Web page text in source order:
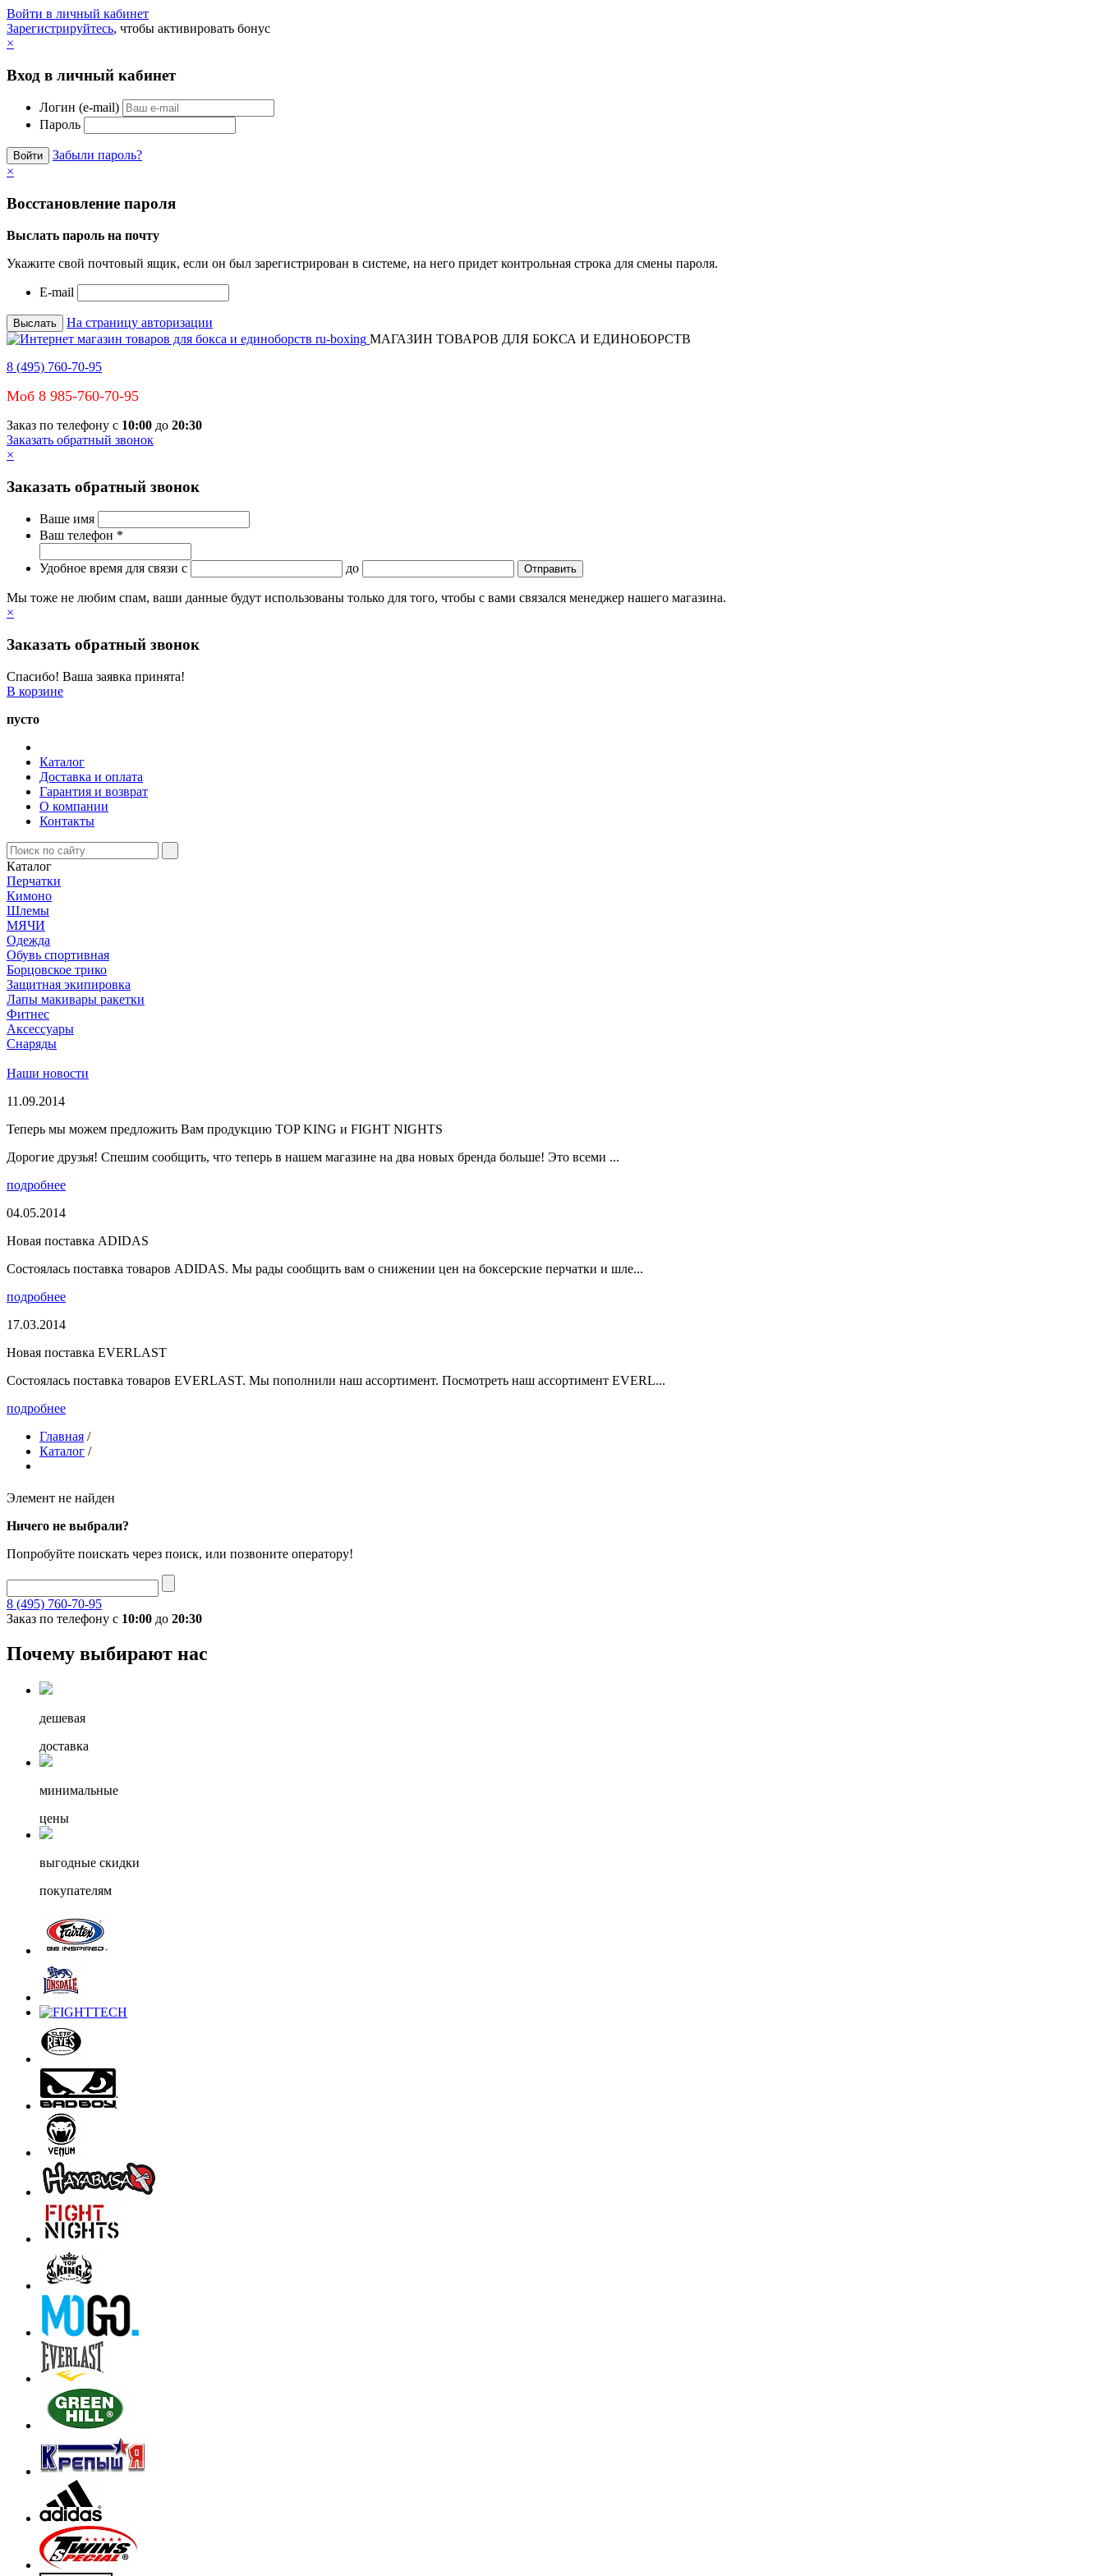
Войти в личный кабинет
Зарегистрируйтесь, чтобы активировать бонус
×
Вход в личный кабинет
Логин (e-mail)
Пароль
Забыли пароль?
×
Восстановление пароля
Выслать пароль на почту
Укажите свой почтовый ящик, если он был зарегистрирован в системе, на него придет контрольная строка для смены пароля.
E-mail
На страницу авторизации
МАГАЗИН ТОВАРОВ ДЛЯ БОКСА И ЕДИНОБОРСТВ
8 (495) 760-70-95
Моб 8 985-760-70-95
Заказ по телефону с 10:00 до 20:30
Заказать обратный звонок
×
Заказать обратный звонок
Ваше имя
Ваш телефон *
Удобное время для связи c до
Мы тоже не любим спам, ваши данные будут использованы только для того, чтобы с вами связался менеджер нашего магазина.
×
Заказать обратный звонок
Спасибо! Ваша заявка принята!
В корзине
пусто
Каталог
Доставка и оплата
Гарантия и возврат
О компании
Контакты
Каталог
Перчатки
Кимоно
Шлемы
МЯЧИ
Одежда
Обувь спортивная
Борцовское трико
Защитная экипировка
Лапы макивары ракетки
Фитнес
Аксессуары
Снаряды
Наши новости
11.09.2014
Теперь мы можем предложить Вам продукцию TOP KING и FIGHT NIGHTS
Дорогие друзья! Спешим сообщить, что теперь в нашем магазине на два новых бренда больше! Это всеми ...
подробнее
04.05.2014
Новая поставка ADIDAS
Состоялась поставка товаров ADIDAS. Мы рады сообщить вам о снижении цен на боксерские перчатки и шле...
подробнее
17.03.2014
Новая поставка EVERLAST
Состоялась поставка товаров EVERLAST. Мы пополнили наш ассортимент. Посмотреть наш ассортимент EVERL...
подробнее
Главная /
Каталог /
Элемент не найден
Ничего не выбрали?
Попробуйте поискать через поиск, или позвоните оператору!
8 (495) 760-70-95
Заказ по телефону с 10:00 до 20:30
Почему выбирают нас
дешевая
доставка
минимальные
цены
выгодные скидки
покупателям